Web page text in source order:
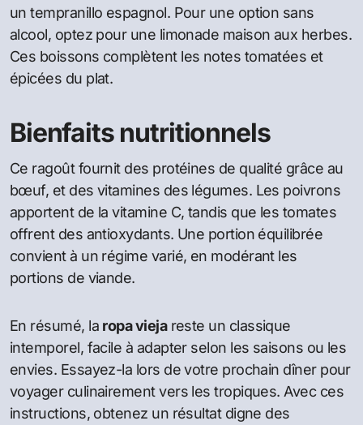
un tempranillo espagnol. Pour une option sans
alcool, optez pour une limonade maison aux herbes.
Ces boissons complètent les notes tomatées et
épicées du plat.
Bienfaits nutritionnels
Ce ragoût fournit des protéines de qualité grâce au
bœuf, et des vitamines des légumes. Les poivrons
apportent de la vitamine C, tandis que les tomates
offrent des antioxydants. Une portion équilibrée
convient à un régime varié, en modérant les
portions de viande.
En résumé, la ropa viejareste un classique
intemporel, facile à adapter selon les saisons ou les
envies. Essayez-la lors de votre prochain dîner pour
voyager culinairement vers les tropiques. Avec ces
instructions, obtenez un résultat digne des